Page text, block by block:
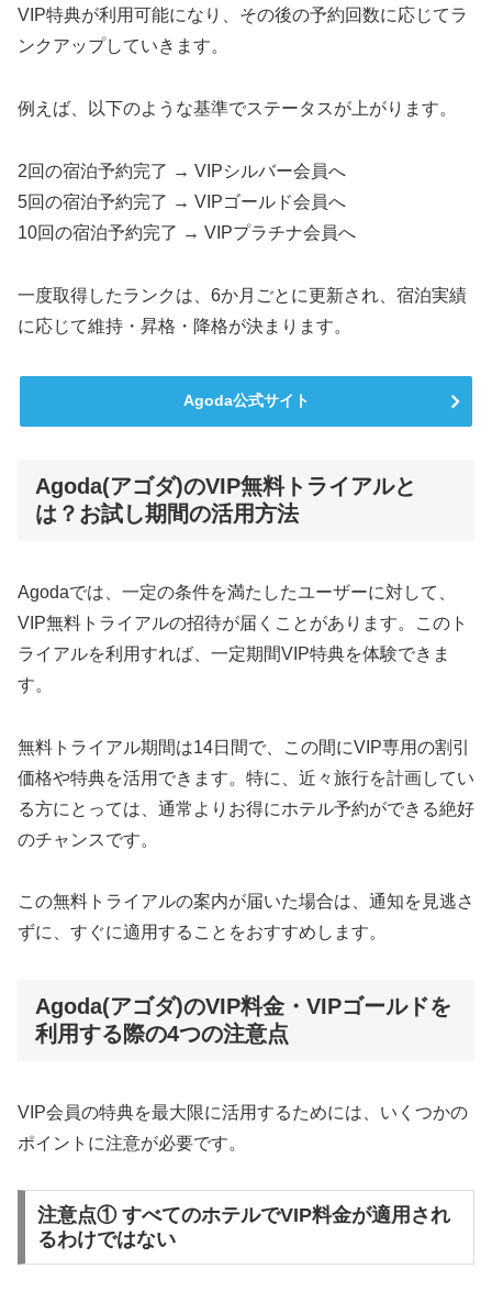
VIP特典が利用可能になり、その後の予約回数に応じてラ
ンクアップしていきます。
例えば、以下のような基準でステータスが上がります。
2回の宿泊予約完了 → VIPシルバー会員へ
5回の宿泊予約完了 → VIPゴールド会員へ
10回の宿泊予約完了 → VIPプラチナ会員へ
一度取得したランクは、6か月ごとに更新され、宿泊実績
に応じて維持・昇格・降格が決まります。
Agoda公式サイト
Agoda(アゴダ)のVIP無料トライアルと
は？お試し期間の活用方法
Agodaでは、一定の条件を満たしたユーザーに対して、
VIP無料トライアルの招待が届くことがあります。このト
ライアルを利用すれば、一定期間VIP特典を体験できま
す。
無料トライアル期間は14日間で、この間にVIP専用の割引
価格や特典を活用できます。特に、近々旅行を計画してい
る方にとっては、通常よりお得にホテル予約ができる絶好
のチャンスです。
この無料トライアルの案内が届いた場合は、通知を見逃さ
ずに、すぐに適用することをおすすめします。
Agoda(アゴダ)のVIP料金・VIPゴールドを
利用する際の4つの注意点
VIP会員の特典を最大限に活用するためには、いくつかの
ポイントに注意が必要です。
注意点① すべてのホテルでVIP料金が適用され
るわけではない